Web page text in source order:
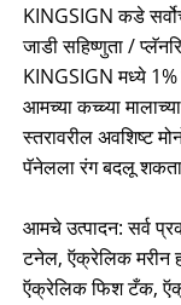
KINGSIGN कडे
जाडी सहिष्णुता /
KINGSIGN मध्ये 1%
आमच्या कच्च्या
स्तरावरील अवशिष्ट
पॅनेलला रंग बदलू
आमचे उत्पादन: सर्व
टनेल, ऍक्रेलिक मरीन
ऍक्रेलिक फिश टँक,